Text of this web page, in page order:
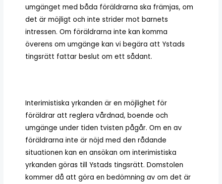
umgänget med båda föräldrarna ska främjas, om
det är möjligt och inte strider mot barnets
intressen. Om föräldrarna inte kan komma
överens om umgänge kan vi begära att Ystads
tingsrätt fattar beslut om ett sådant.
Interimistiska yrkanden är en möjlighet för
föräldrar att reglera vårdnad, boende och
umgänge under tiden tvisten pågår. Om en av
föräldrarna inte är nöjd med den rådande
situationen kan en ansökan om interimistiska
yrkanden göras till Ystads tingsrätt. Domstolen
kommer då att göra en bedömning av om det är